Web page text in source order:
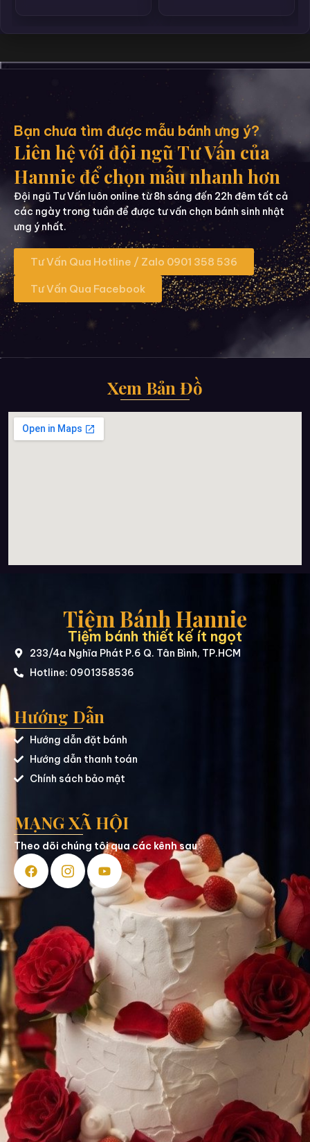
Bạn chưa tìm được mẫu bánh ưng ý?
Liên hệ với đội ngũ Tư Vấn của
Hannie để chọn mẫu nhanh hơn
Đội ngũ Tư Vấn luôn online từ 8h sáng đến 22h đêm tất cả
các ngày trong tuần để được tư vấn chọn bánh sinh nhật
ưng ý nhất.
Tư Vấn Qua Hotline / Zalo 0901 358 536
Tư Vấn Qua Facebook
Xem Bản Đồ
Tiệm Bánh Hannie
Tiệm bánh thiết kế ít ngọt
233/4a Nghĩa Phát P.6 Q. Tân Bình, TP.HCM
Hotline: 0901358536
Hướng Dẫn
Hướng dẫn đặt bánh
Hướng dẫn thanh toán
Chính sách bảo mật
MẠNG XÃ HỘI
Theo dõi chúng tôi qua các kênh sau